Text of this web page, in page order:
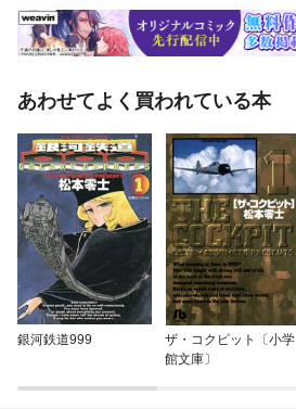
あわせてよく買われている本
銀河鉄道999
ザ・コクピット〔小学
館文庫〕